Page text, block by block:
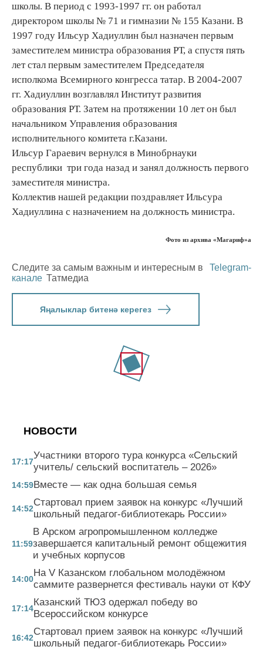
школы. В период с 1993-1997 гг. он работал
директором школы № 71 и гимназии № 155 Казани. В
1997 году Ильсур Хадиуллин был назначен первым
заместителем министра образования РТ, а спустя пять
лет стал первым заместителем Председателя
исполкома Всемирного конгресса татар. В 2004-2007
гг. Хадиуллин возглавлял Институт развития
образования РТ. Затем на протяжении 10 лет он был
начальником Управления образования
исполнительного комитета г.Казани.
Ильсур Гараевич вернулся в Минобрнауки
республики три года назад и занял должность первого
заместителя министра.
Коллектив нашей редакции поздравляет Ильсура
Хадиуллина с назначением на должность министра.
Фото из архива «Магариф»а
Следите за самым важным и интересным в
Telegram-
канале Татмедиа
Яңалыклар битенә керегез
НОВОСТИ
17:17
Участники второго тура конкурса «Сельский
учитель/ сельский воспитатель – 2026»
14:59Вместе — как одна большая семья
14:52
Стартовал прием заявок на конкурс «Лучший
школьный педагог-библиотекарь России»
11:59
В Арском агропромышленном колледже
завершается капитальный ремонт общежития
и учебных корпусов
14:00
На V Казанском глобальном молодёжном
саммите развернется фестиваль науки от КФУ
17:14
Казанский ТЮЗ одержал победу во
Всероссийском конкурсе
16:42
Стартовал прием заявок на конкурс «Лучший
школьный педагог-библиотекарь России»